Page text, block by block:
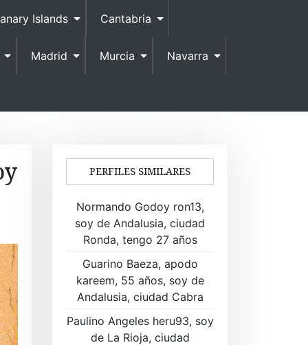
Islands Cantabria
Madrid Murcia Navarra
PERFILES SIMILARES
Normando Godoy ron13,
soy de Andalusia, ciudad
Ronda, tengo 27 años
Guarino Baeza, apodo
kareem, 55 años, soy de
Andalusia, ciudad Cabra
Paulino Angeles heru93, soy
de La Rioja, ciudad